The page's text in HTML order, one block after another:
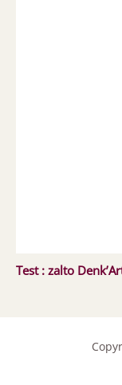
Test : zalto